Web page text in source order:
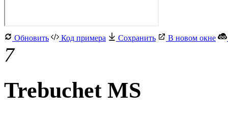
Обновить Код примера Сохранить В новом окне
7
Trebuchet MS